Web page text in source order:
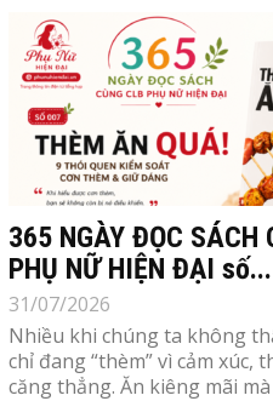
365 NGÀY ĐỌC SÁCH
PHỤ NỮ HIỆN ĐẠI số...
31/07/2026
Nhiều khi chúng ta không
chỉ đang “thèm” vì cảm xúc,
căng thẳng. Ăn kiêng mãi mà